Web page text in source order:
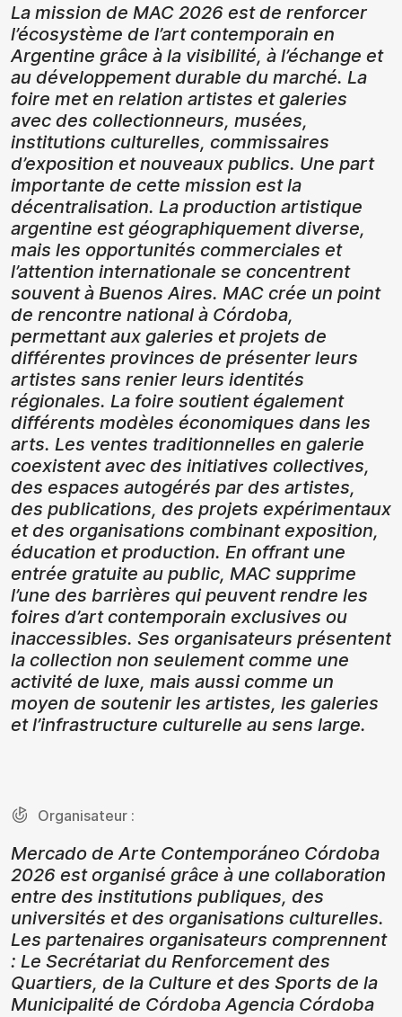
La mission de MAC 2026 est de renforcer
l’écosystème de l’art contemporain en
Argentine grâce à la visibilité, à l’échange et
au développement durable du marché. La
foire met en relation artistes et galeries
avec des collectionneurs, musées,
institutions culturelles, commissaires
d’exposition et nouveaux publics. Une part
importante de cette mission est la
décentralisation. La production artistique
argentine est géographiquement diverse,
mais les opportunités commerciales et
l’attention internationale se concentrent
souvent à Buenos Aires. MAC crée un point
de rencontre national à Córdoba,
permettant aux galeries et projets de
différentes provinces de présenter leurs
artistes sans renier leurs identités
régionales. La foire soutient également
différents modèles économiques dans les
arts. Les ventes traditionnelles en galerie
coexistent avec des initiatives collectives,
des espaces autogérés par des artistes,
des publications, des projets expérimentaux
et des organisations combinant exposition,
éducation et production. En offrant une
entrée gratuite au public, MAC supprime
l’une des barrières qui peuvent rendre les
foires d’art contemporain exclusives ou
inaccessibles. Ses organisateurs présentent
la collection non seulement comme une
activité de luxe, mais aussi comme un
moyen de soutenir les artistes, les galeries
et l’infrastructure culturelle au sens large.
Organisateur :
Mercado de Arte Contemporáneo Córdoba
2026 est organisé grâce à une collaboration
entre des institutions publiques, des
universités et des organisations culturelles.
Les partenaires organisateurs comprennent
: Le Secrétariat du Renforcement des
Quartiers, de la Culture et des Sports de la
Municipalité de Córdoba Agencia Córdoba